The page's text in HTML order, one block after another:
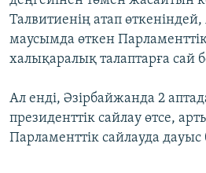
Талвитиенің атап
маусымда өткен
халықаралық талаптарға сай
Ал енді, Әзірбайжанда 2
президенттік сайлау өтсе,
Парламенттік сайлауда дауыс